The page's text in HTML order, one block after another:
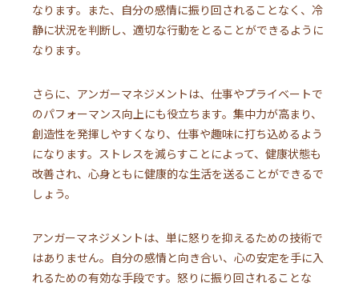
なります。また、自分の感情に振り回されることなく、冷
静に状況を判断し、適切な行動をとることができるように
なります。
さらに、アンガーマネジメントは、仕事やプライベートで
のパフォーマンス向上にも役立ちます。集中力が高まり、
創造性を発揮しやすくなり、仕事や趣味に打ち込めるよう
になります。ストレスを減らすことによって、健康状態も
改善され、心身ともに健康的な生活を送ることができるで
しょう。
アンガーマネジメントは、単に怒りを抑えるための技術で
はありません。自分の感情と向き合い、心の安定を手に入
れるための有効な手段です。怒りに振り回されることな